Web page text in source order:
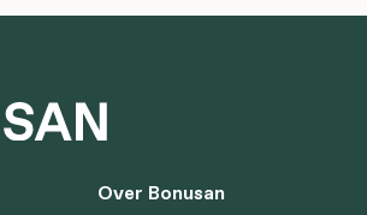
Over Bonusan